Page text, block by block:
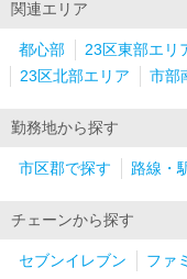
関連エリア
都心部 23区東部エリ
23区北部エリア
市部
勤務地から探す
市区郡で探す 路線・
チェーンから探す
セブンイレブン ファ